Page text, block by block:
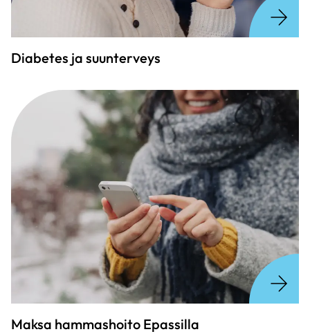
Diabetes ja suunterveys
Maksa hammashoito Epassilla